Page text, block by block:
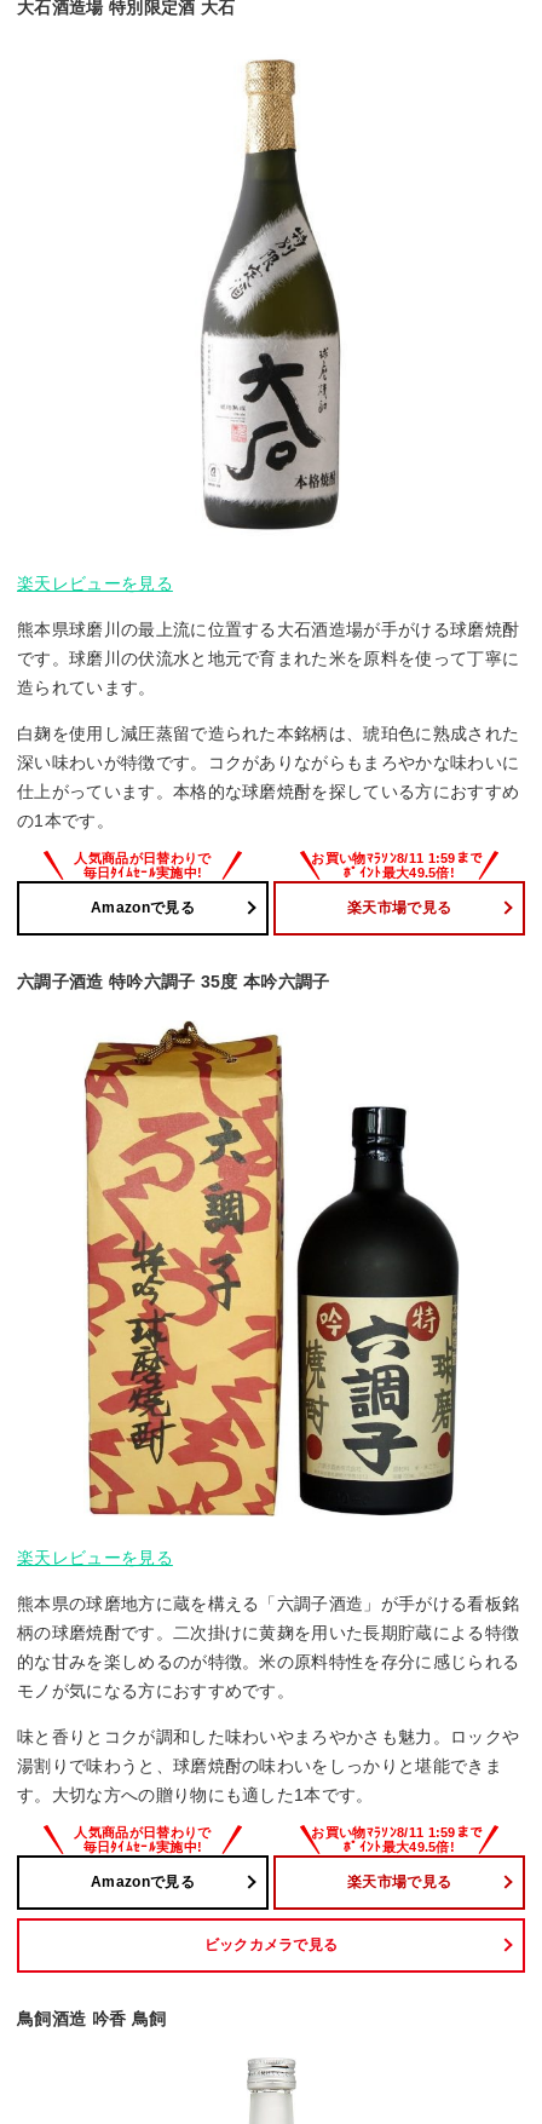
大石酒造場 特別限定酒 大石
楽天レビューを見る
熊本県球磨川の最上流に位置する大石酒造場が手がける球磨焼酎
です。球磨川の伏流水と地元で育まれた米を原料を使って丁寧に
造られています。
白麹を使用し減圧蒸留で造られた本銘柄は、琥珀色に熟成された
深い味わいが特徴です。コクがありながらもまろやかな味わいに
仕上がっています。本格的な球磨焼酎を探している方におすすめ
の1本です。
Amazonで見る 楽天市場で見る
六調子酒造 特吟六調子 35度 本吟六調子
楽天レビューを見る
熊本県の球磨地方に蔵を構える「六調子酒造」が手がける看板銘
柄の球磨焼酎です。二次掛けに黄麹を用いた長期貯蔵による特徴
的な甘みを楽しめるのが特徴。米の原料特性を存分に感じられる
モノが気になる方におすすめです。
味と香りとコクが調和した味わいやまろやかさも魅力。ロックや
湯割りで味わうと、球磨焼酎の味わいをしっかりと堪能できま
す。大切な方への贈り物にも適した1本です。
Amazonで見る 楽天市場で見る
ビックカメラで見る
鳥飼酒造 吟香 鳥飼